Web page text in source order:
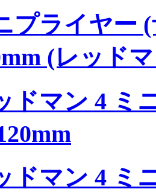
プライヤー
(レッド
ドマン 4 ミ
ドマン 4 ミ